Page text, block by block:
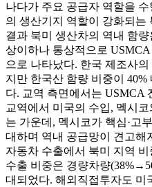
나다가 주요 공급자 역할을
의 생산기지 역할이 강화되는
결과 북미 생산차의 역내 함
상이하나 통상적으로
으로 나타났다. 한국 제조사
지만 한국산 함량 비중이
다. 교역 측면에서는 USMCA
교역에서 미국의 수입, 멕시
는 가운데, 멕시코가 핵심·고
대하며 역내 공급망이 견고해
자동차 수출에서 북미 지역 비
수출 비중은 경량차량
대되었다. 해외직접투자도 미